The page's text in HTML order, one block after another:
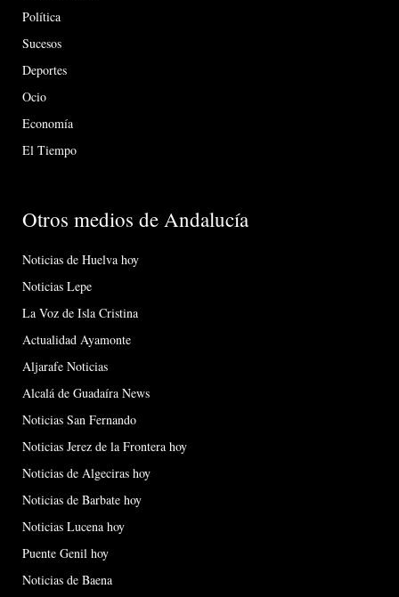
Política
Sucesos
Deportes
Ocio
Economía
El Tiempo
Otros medios de Andalucía
Noticias de Huelva hoy
Noticias Lepe
La Voz de Isla Cristina
Actualidad Ayamonte
Aljarafe Noticias
Alcalá de Guadaíra News
Noticias San Fernando
Noticias Jerez de la Frontera hoy
Noticias de Algeciras hoy
Noticias de Barbate hoy
Noticias Lucena hoy
Puente Genil hoy
Noticias de Baena